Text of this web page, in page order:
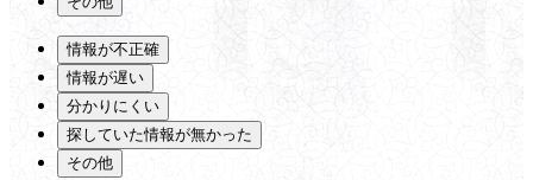
情報が不正確
情報が遅い
分かりにくい
探していた情報が無かった
その他